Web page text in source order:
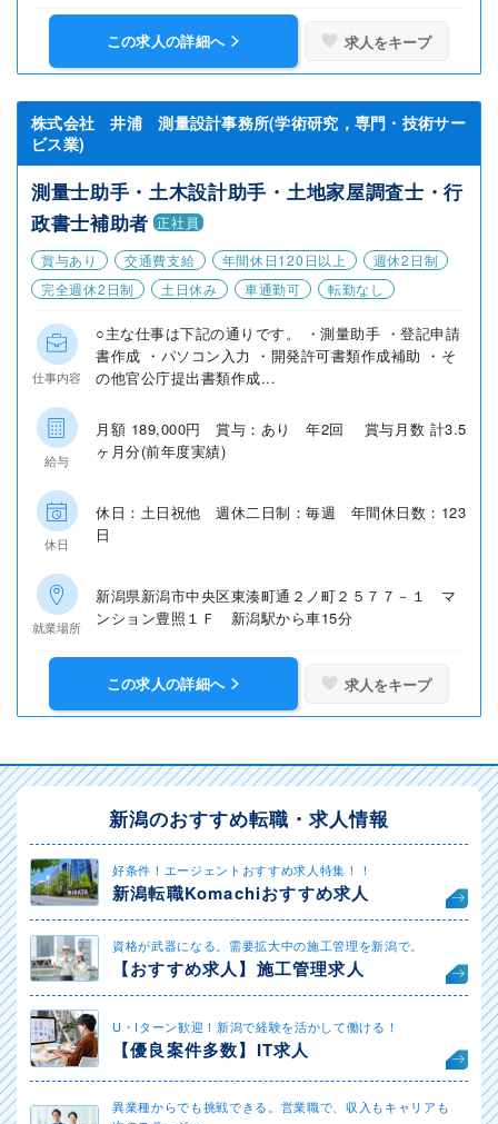
この求人の詳細へ 求人をキープ
株式会社 井浦 測量設計事務所(学術研究，専門・技術サー
ビス業)
測量士助手・土木設計助手・土地家屋調査士・行
政書士補助者 正社員
賞与あり
交通費支給 年間休日120日以上
週休2日制
完全週休2日制
土日休み 車通勤可 転勤なし
仕事内容
○主な仕事は下記の通りです。 ・測量助手 ・登記申請
書作成 ・パソコン入力 ・開発許可書類作成補助 ・そ
の他官公庁提出書類作成...
給与
月額 189,000円 賞与：あり 年2回 賞与月数 計3.5
ヶ月分(前年度実績)
休日
休日：土日祝他 週休二日制：毎週 年間休日数：123
日
就業場所
新潟県新潟市中央区東湊町通２ノ町２５７７－１ マ
ンション豊照１Ｆ 新潟駅から車15分
この求人の詳細へ 求人をキープ
新潟のおすすめ転職・求人情報
好条件！エージェントおすすめ求人特集！！
新潟転職Komachiおすすめ求人
資格が武器になる。需要拡大中の施工管理を新潟で。
【おすすめ求人】施工管理求人
U・Iターン歓迎！新潟で経験を活かして働ける！
【優良案件多数】IT求人
異業種からでも挑戦できる。営業職で、収入もキャリアも